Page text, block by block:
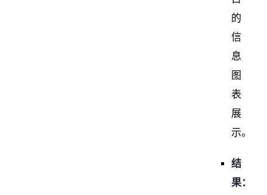
的
信
息
图
表
展
示。
结
果：